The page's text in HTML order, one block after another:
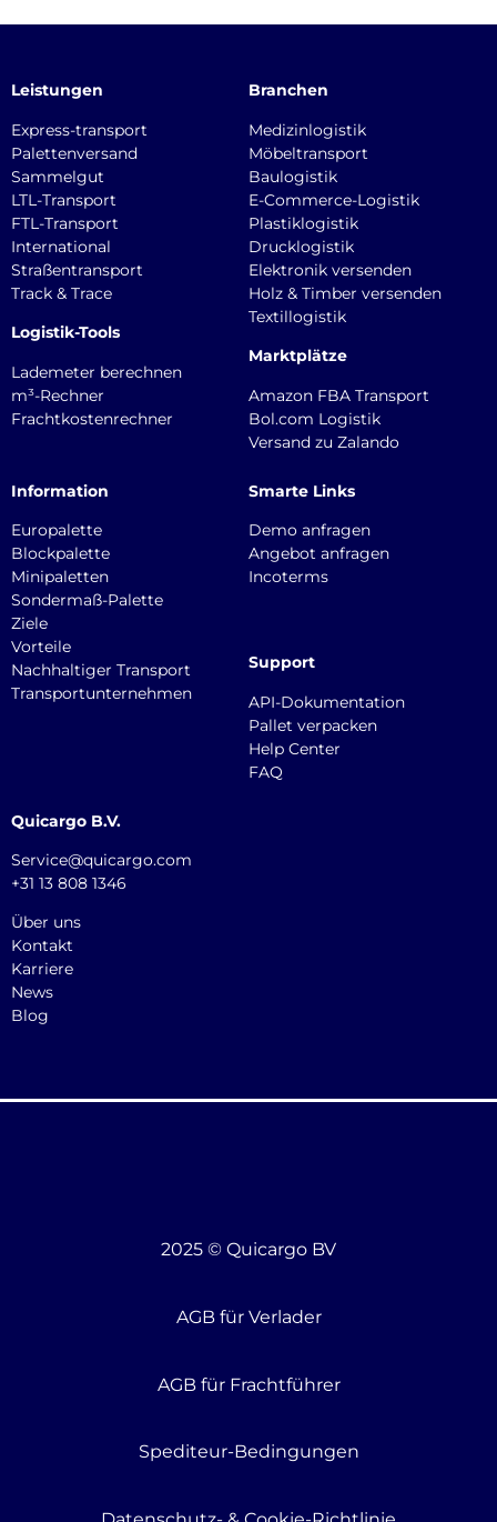
Leistungen
Express-transport
Palettenversand
Sammelgut
LTL-Transport
FTL-Transport
International
Straßentransport
Track & Trace
Logistik-Tools
Lademeter berechnen
m³-Rechner
Frachtkostenrechner
Branchen
Medizinlogistik
Möbeltransport
Baulogistik
E-Commerce-Logistik
Plastiklogistik
Drucklogistik
Elektronik versenden
Holz & Timber versenden
Textillogistik
Marktplätze
Amazon FBA Transport
Bol.com Logistik
Versand zu Zalando
Information
Europalette
Blockpalette
Minipaletten
Sondermaß-Palette
Ziele
Vorteile
Nachhaltiger Transport
Transportunternehmen
Smarte Links
Demo anfragen
Angebot anfragen
Incoterms
Support
API-Dokumentation
Pallet verpacken
Help Center
FAQ
Quicargo B.V.
Service@quicargo.com
+31 13 808 1346
Über uns
Kontakt
Karriere
News
Blog
2025 © Quicargo BV
AGB für Verlader
AGB für Frachtführer
Spediteur-Bedingungen